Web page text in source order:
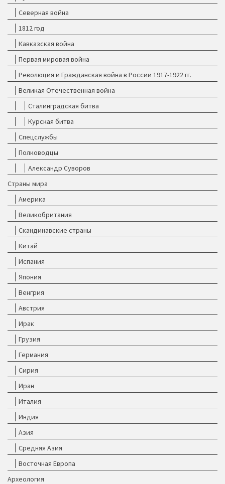
Северная война
1812 год
Кавказская война
Первая мировая война
Революция и Гражданская война в России 1917-1922 гг.
Великая Отечественная война
Сталинградская битва
Курская битва
Спецслужбы
Полководцы
Александр Суворов
Страны мира
Америка
Великобритания
Скандинавские страны
Китай
Испания
Япония
Венгрия
Австрия
Ирак
Грузия
Германия
Сирия
Иран
Италия
Индия
Азия
Средняя Азия
Восточная Европа
Археология